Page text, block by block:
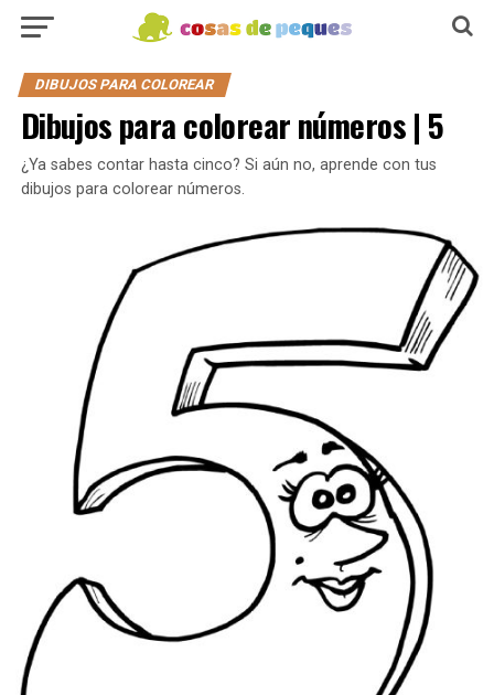
DIBUJOS PARA COLOREAR
Dibujos para colorear números | 5
¿Ya sabes contar hasta cinco? Si aún no, aprende con tus
dibujos para colorear números.